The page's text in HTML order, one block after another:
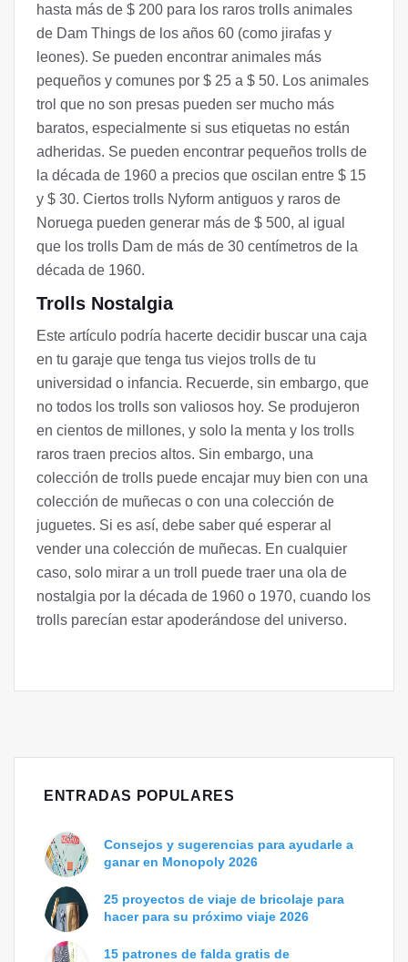
hasta más de $ 200 para los raros trolls animales
de Dam Things de los años 60 (como jirafas y
leones). Se pueden encontrar animales más
pequeños y comunes por $ 25 a $ 50. Los animales
trol que no son presas pueden ser mucho más
baratos, especialmente si sus etiquetas no están
adheridas. Se pueden encontrar pequeños trolls de
la década de 1960 a precios que oscilan entre $ 15
y $ 30. Ciertos trolls Nyform antiguos y raros de
Noruega pueden generar más de $ 500, al igual
que los trolls Dam de más de 30 centímetros de la
década de 1960.
Trolls Nostalgia
Este artículo podría hacerte decidir buscar una caja
en tu garaje que tenga tus viejos trolls de tu
universidad o infancia. Recuerde, sin embargo, que
no todos los trolls son valiosos hoy. Se produjeron
en cientos de millones, y solo la menta y los trolls
raros traen precios altos. Sin embargo, una
colección de trolls puede encajar muy bien con una
colección de muñecas o con una colección de
juguetes. Si es así, debe saber qué esperar al
vender una colección de muñecas. En cualquier
caso, solo mirar a un troll puede traer una ola de
nostalgia por la década de 1960 o 1970, cuando los
trolls parecían estar apoderándose del universo.
ENTRADAS POPULARES
Consejos y sugerencias para ayudarle a
ganar en Monopoly 2026
25 proyectos de viaje de bricolaje para
hacer para su próximo viaje 2026
15 patrones de falda gratis de